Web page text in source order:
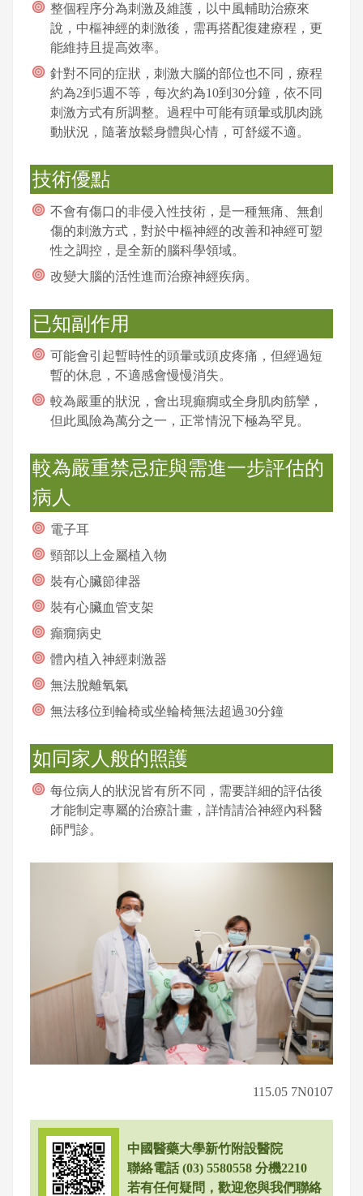
整個程序分為刺激及維護，以中風輔助治療來
說，中樞神經的刺激後，需再搭配復建療程，更
能維持且提高效率。
針對不同的症狀，刺激大腦的部位也不同，療程
約為2到5週不等，每次約為10到30分鐘，依不同
刺激方式有所調整。過程中可能有頭暈或肌肉跳
動狀況，隨著放鬆身體與心情，可舒緩不適。
技術優點
不會有傷口的非侵入性技術，是一種無痛、無創
傷的刺激方式，對於中樞神經的改善和神經可塑
性之調控，是全新的腦科學領域。
改變大腦的活性進而治療神經疾病。
已知副作用
可能會引起暫時性的頭暈或頭皮疼痛，但經過短
暫的休息，不適感會慢慢消失。
較為嚴重的狀況，會出現癲癇或全身肌肉筋攣，
但此風險為萬分之一，正常情況下極為罕見。
較為嚴重禁忌症與需進一步評估的
病人
電子耳
頸部以上金屬植入物
裝有心臟節律器
裝有心臟血管支架
癲癇病史
體內植入神經刺激器
無法脫離氧氣
無法移位到輪椅或坐輪椅無法超過30分鐘
如同家人般的照護
每位病人的狀況皆有所不同，需要詳細的評估後
才能制定專屬的治療計畫，詳情請洽神經內科醫
師門診。
115.05 7N0107
中國醫藥大學新竹附設醫院
聯絡電話 (03) 5580558 分機2210
若有任何疑問，歡迎您與我們聯絡